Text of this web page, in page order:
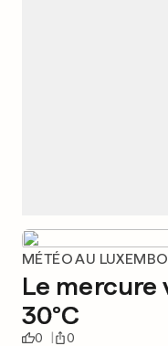
MÉTÉO AU
Le mercure
30°C
0 0